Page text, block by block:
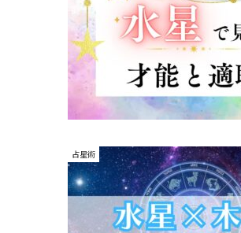
占星術